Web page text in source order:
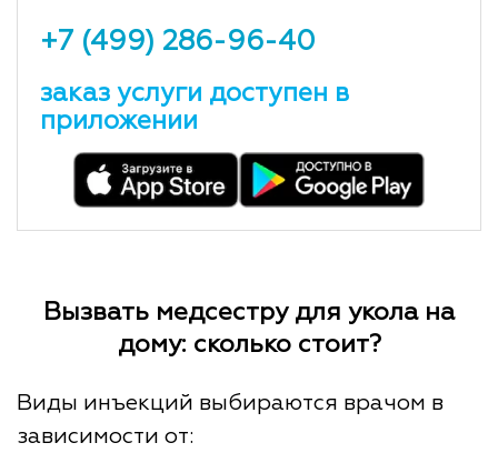
+7 (499) 286-96-40
заказ услуги доступен в
приложении
Вызвать медсестру для укола на
дому: сколько стоит?
Виды инъекций выбираются врачом в
зависимости от: